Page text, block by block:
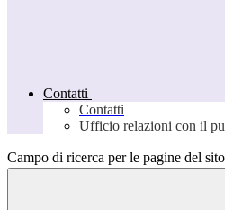
Contatti
Contatti
Ufficio relazioni con il
Campo di ricerca per le pagine del sito